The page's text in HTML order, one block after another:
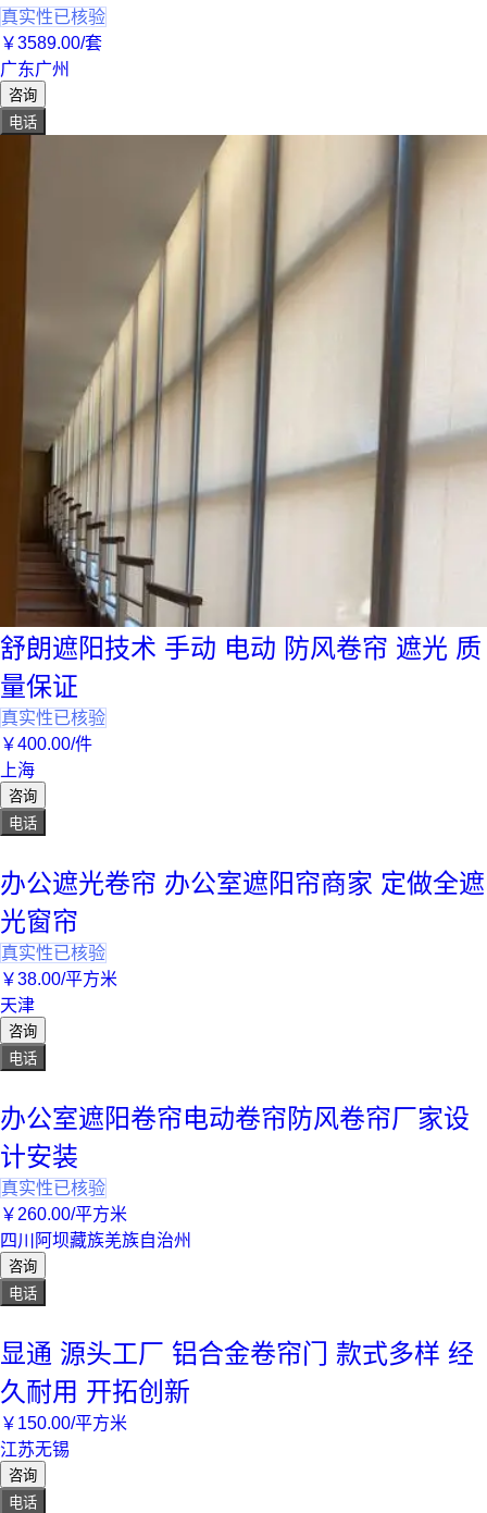
真实性已核验
￥3589.00/套
广东广州
咨询
电话
舒朗遮阳技术 手动 电动 防风卷帘 遮光 质
量保证
真实性已核验
￥400.00/件
上海
咨询
电话
办公遮光卷帘 办公室遮阳帘商家 定做全遮
光窗帘
真实性已核验
￥38.00/平方米
天津
咨询
电话
办公室遮阳卷帘电动卷帘防风卷帘厂家设
计安装
真实性已核验
￥ 260.00/平方米
四川阿坝藏族羌族自治州
咨询
电话
显通 源头工厂 铝合金卷帘门 款式多样 经
久耐用 开拓创新
￥ 150.00/平方米
江苏无锡
咨询
电话